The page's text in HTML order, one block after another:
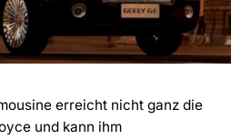
erreicht nicht ganz die
und kann ihm